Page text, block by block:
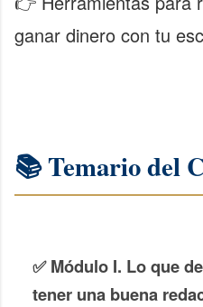
ganar dinero con tu
📚 Temario del
✅ Módulo I. Lo que
tener una buena